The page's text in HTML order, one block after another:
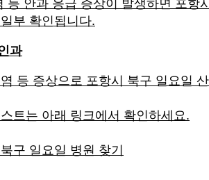
등 안과 응급 증상이 발생하면 포
부 확인됩니다.
과
등 증상으로 포항시 북구 일요일
트는 아래 링크에서 확인하세요.
구 일요일 병원 찾기